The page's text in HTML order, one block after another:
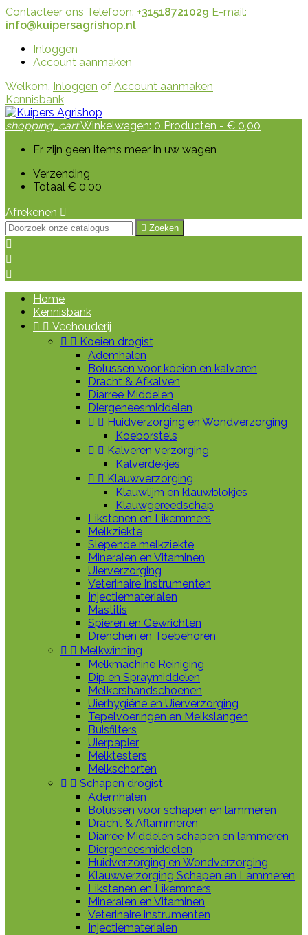
Contacteer ons Telefoon: +31518721029 E-mail:
info@kuipersagrishop.nl
Inloggen
Account aanmaken
Welkom, Inloggen of Account aanmaken
Kennisbank
shopping_cartWinkelwagen: 0 Producten - € 0,00
Er zijn geen items meer in uw wagen
Verzending
Totaal € 0,00
Afrekenen 
 Zoeken



Home
Kennisbank
  Veehouderij
  Koeien drogist
Ademhalen
Bolussen voor koeien en kalveren
Dracht & Afkalven
Diarree Middelen
Diergeneesmiddelen
  Huidverzorging en Wondverzorging
Koeborstels
  Kalveren verzorging
Kalverdekjes
  Klauwverzorging
Klauwlijm en klauwblokjes
Klauwgereedschap
Likstenen en Likemmers
Melkziekte
Slepende melkziekte
Mineralen en Vitaminen
Uierverzorging
Veterinaire Instrumenten
Injectiematerialen
Mastitis
Spieren en Gewrichten
Drenchen en Toebehoren
  Melkwinning
Melkmachine Reiniging
Dip en Spraymiddelen
Melkershandschoenen
Uierhygiëne en Uierverzorging
Tepelvoeringen en Melkslangen
Buisfilters
Uierpapier
Melktesters
Melkschorten
  Schapen drogist
Ademhalen
Bolussen voor schapen en lammeren
Dracht & Aflammeren
Diarree Middelen schapen en lammeren
Diergeneesmiddelen
Huidverzorging en Wondverzorging
Klauwverzorging Schapen en Lammeren
Likstenen en Likemmers
Mineralen en Vitaminen
Veterinaire instrumenten
Injectiematerialen